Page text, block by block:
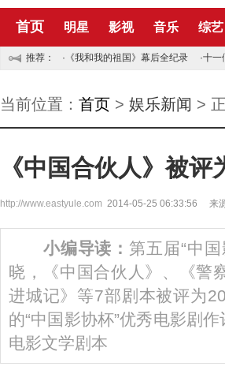
首页 明星 影视 音乐 综艺
推荐： · 《我和我的祖国》幕后全纪录 ·十一
当前位置： 首页 > 娱乐新闻 >
《中国合伙人》被
http://www.eastyule.com 2014-05-25 06:33:56 来
小编导读： 第五届“中
晓，《中国合伙人》、《警
进城记》等7部剧本被评
的“中国影协杯”优秀电影剧
电影文学剧本